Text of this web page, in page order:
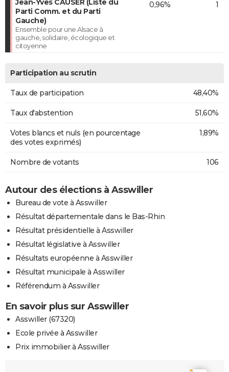
Parti Comm. et du Parti
Gauche)
Ensemble pour une Alsace à
gauche, solidaire, écologique et
citoyenne
0,96% 1
Participation au scrutin
Taux de participation 48,40%
Taux d'abstention 51,60%
Votes blancs et nuls (en pourcentage
des votes exprimés)
1,89%
Nombre de votants 106
Autour des élections à Asswiller
Bureau de vote à Asswiller
Résultat départementale dans le Bas-Rhin
Résultat présidentielle à Asswiller
Résultat législative à Asswiller
Résultats européenne à Asswiller
Résultat municipale à Asswiller
Référendum à Asswiller
En savoir plus sur Asswiller
Asswiller (67320)
Ecole privée à Asswiller
Prix immobilier à Asswiller